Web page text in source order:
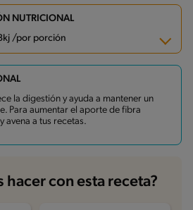
NUTRICIONAL
/por porción
20.2 g
la digestión y ayuda a mantener un
Para aumentar el aporte de fibra
avena a tus recetas.
hacer con esta receta?